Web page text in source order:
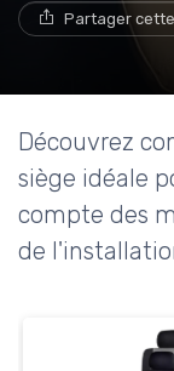
Partager
Découvrez
siège idéale
compte des
de